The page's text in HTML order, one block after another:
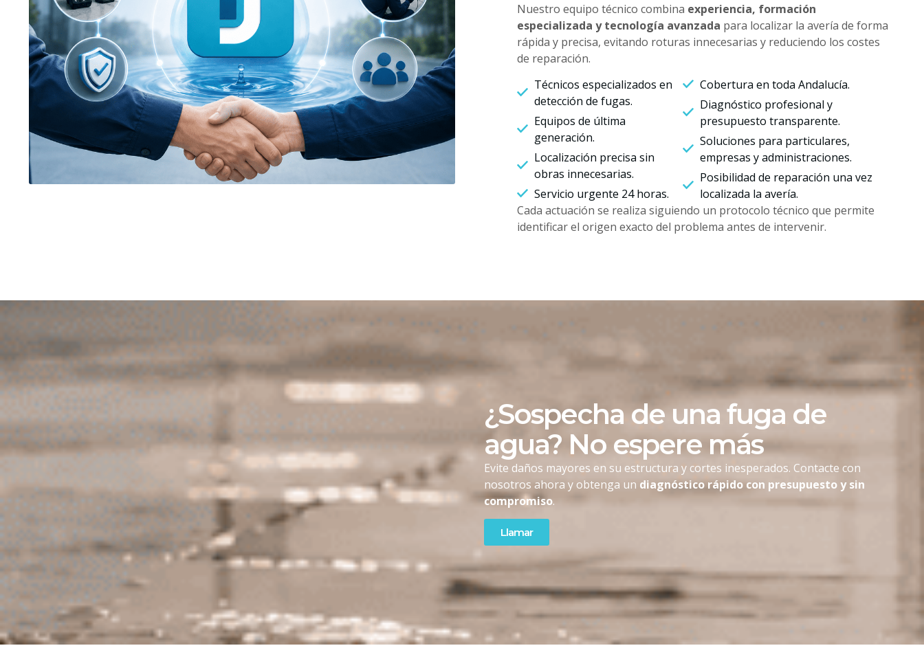
Nuestro equipo técnico combina experiencia, formación
especializada y tecnología avanzada para localizar la avería de forma
rápida y precisa, evitando roturas innecesarias y reduciendo los costes
de reparación.
Técnicos especializados en
detección de fugas.
Equipos de última
generación.
Localización precisa sin
obras innecesarias.
Servicio urgente 24 horas.
Cobertura en toda Andalucía.
Diagnóstico profesional y
presupuesto transparente.
Soluciones para particulares,
empresas y administraciones.
Posibilidad de reparación una vez
localizada la avería.
Cada actuación se realiza siguiendo un protocolo técnico que permite
identificar el origen exacto del problema antes de intervenir.
¿Sospecha de una fuga de
agua? No espere más
Evite daños mayores en su estructura y cortes inesperados. Contacte con
nosotros ahora y obtenga un diagnóstico rápido con presupuesto y sin
compromiso.
Llamar